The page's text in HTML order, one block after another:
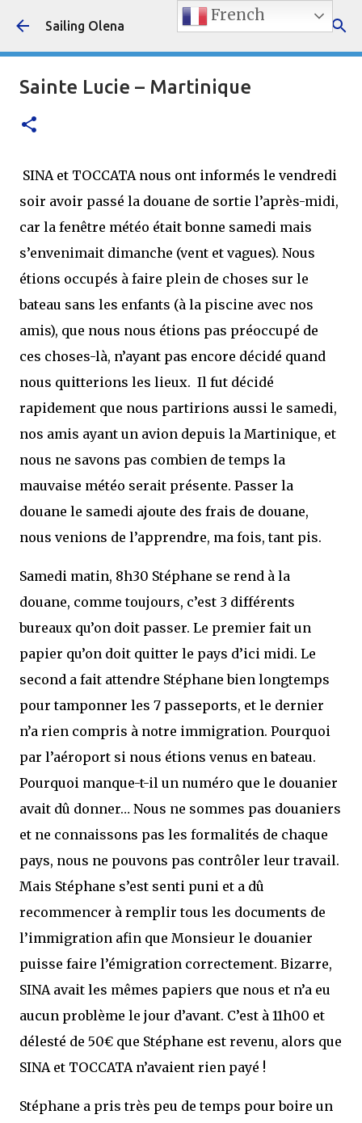
Accéder au contenu principal
Sailing Olena
Sainte Lucie – Martinique
SINA et TOCCATA nous ont informés le vendredi
soir avoir passé la douane de sortie l’après-midi,
car la fenêtre météo était bonne samedi mais
s’envenimait dimanche (vent et vagues). Nous
étions occupés à faire plein de choses sur le
bateau sans les enfants (à la piscine avec nos
amis), que nous nous étions pas préoccupé de
ces choses-là, n’ayant pas encore décidé quand
nous quitterions les lieux. Il fut décidé
rapidement que nous partirions aussi le samedi,
nos amis ayant un avion depuis la Martinique, et
nous ne savons pas combien de temps la
mauvaise météo serait présente. Passer la
douane le samedi ajoute des frais de douane,
nous venions de l’apprendre, ma fois, tant pis.
Samedi matin, 8h30 Stéphane se rend à la
douane, comme toujours, c’est 3 différents
bureaux qu’on doit passer. Le premier fait un
papier qu’on doit quitter le pays d’ici midi. Le
second a fait attendre Stéphane bien longtemps
pour tamponner les 7 passeports, et le dernier
n’a rien compris à notre immigration. Pourquoi
par l’aéroport si nous étions venus en bateau.
Pourquoi manque-t-il un numéro que le douanier
avait dû donner… Nous ne sommes pas douaniers
et ne connaissons pas les formalités de chaque
pays, nous ne pouvons pas contrôler leur travail.
Mais Stéphane s’est senti puni et a dû
recommencer à remplir tous les documents de
l’immigration afin que Monsieur le douanier
puisse faire l’émigration correctement. Bizarre,
SINA avait les mêmes papiers que nous et n’a eu
aucun problème le jour d’avant. C’est à 11h00 et
délesté de 50€ que Stéphane est revenu, alors que
SINA et TOCCATA n’avaient rien payé !
Stéphane a pris très peu de temps pour boire un
French